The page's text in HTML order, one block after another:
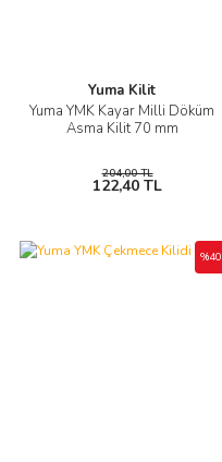
Yuma Kilit
Yuma YMK Kayar Milli Döküm
Asma Kilit 70 mm
204,00 TL
122,40 TL
%40